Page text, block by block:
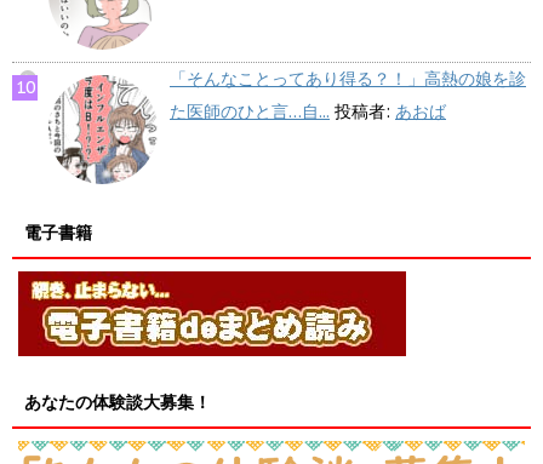
「そんなことってあり得る？！」高熱の娘を診
た医師のひと言…自... 投稿者: あおば
電子書籍
あなたの体験談大募集！